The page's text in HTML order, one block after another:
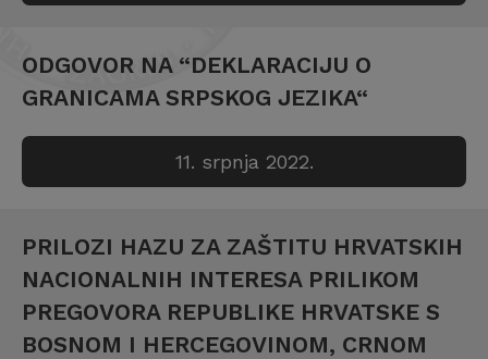
ODGOVOR NA “DEKLARACIJU O
GRANICAMA SRPSKOG JEZIKA“
11. srpnja 2022.
PRILOZI HAZU ZA ZAŠTITU HRVATSKIH
NACIONALNIH INTERESA PRILIKOM
PREGOVORA REPUBLIKE HRVATSKE S
BOSNOM I HERCEGOVINOM, CRNOM